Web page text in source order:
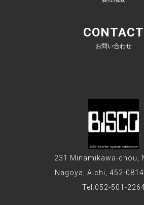
CONTACT
お問い合わせ
231 Minamikawa-chou,
Nagoya, Aichi, 452-
Tel.052-501-